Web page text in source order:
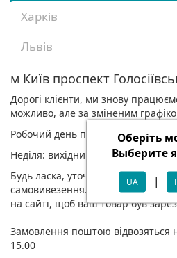
Оберіть
Выберите
UA |
Харків
Львів
м Київ проспект
Дорогі клієнти, ми знову
можливо, але за зміненим
Робочий день по буднях з 11-17
Неділя: вихідний
Будь ласка, уточнюйте наявність
самовивезення. Також радимо
на сайті, щоб ваш товар був
Замовлення поштою відвозяться
15.00